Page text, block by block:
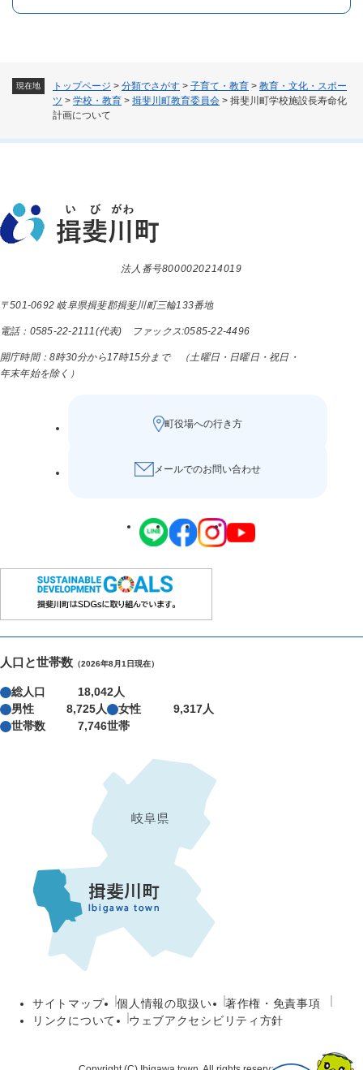
現在地 トップページ > 分類でさがす > 子育て・教育 > 教育・文化・スポー
ツ > 学校・教育 > 揖斐川町教育委員会 > 揖斐川町学校施設長寿命化
計画について
法人番号8000020214019
〒501-0692 岐阜県揖斐郡揖斐川町三輪133番地
電話：0585-22-2111(代表) ファックス:0585-22-4496
開庁時間：8時30分から17時15分まで （土曜日・日曜日・祝日・
年末年始を除く）
町役場への行き方
メールでのお問い合わせ
人口と世帯数 （2026年8月1日現在）
総人口
18,042人
男性
8,725人 女性
9,317人
世帯数
7,746世帯
サイトマップ 個人情報の取扱い
著作権・免責事項
リンクについて
ウェブアクセシビリティ方針